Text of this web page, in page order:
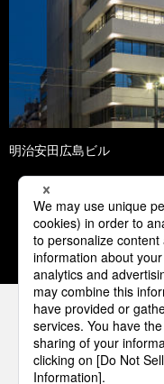
明治安田広島ビル
1 2
パナソニック